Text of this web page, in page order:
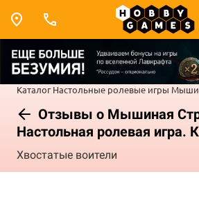
Каталог Настольные ролевые игры
Отзывы о Мышиная
Настольная ролевая игра.
Хвостатые воители